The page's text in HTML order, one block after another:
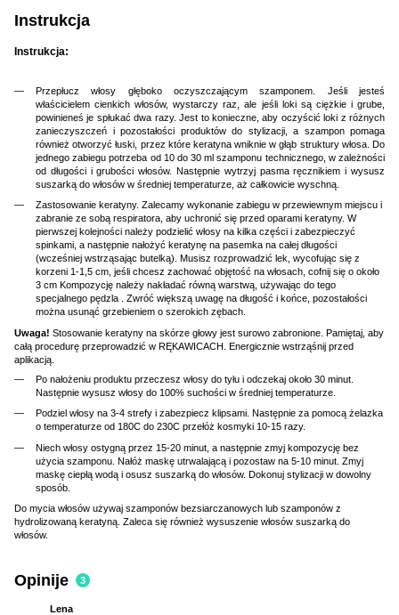
Instrukcja
Instrukcja:
Przepłucz włosy głęboko oczyszczającym szamponem. Jeśli jesteś
właścicielem cienkich włosów, wystarczy raz, ale jeśli loki są ciężkie i grube,
powinieneś je spłukać dwa razy. Jest to konieczne, aby oczyścić loki z różnych
zanieczyszczeń i pozostałości produktów do stylizacji, a szampon pomaga
również otworzyć łuski, przez które keratyna wniknie w głąb struktury włosa. Do
jednego zabiegu potrzeba od 10 do 30 ml szamponu technicznego, w zależności
od długości i grubości włosów. Następnie wytrzyj pasma ręcznikiem i wysusz
suszarką do włosów w średniej temperaturze, aż całkowicie wyschną.
Zastosowanie keratyny. Zalecamy wykonanie zabiegu w przewiewnym miejscu i
zabranie ze sobą respiratora, aby uchronić się przed oparami keratyny. W
pierwszej kolejności należy podzielić włosy na kilka części i zabezpieczyć
spinkami, a następnie nałożyć keratynę na pasemka na całej długości
(wcześniej wstrząsając butelką). Musisz rozprowadzić lek, wycofując się z
korzeni 1-1,5 cm, jeśli chcesz zachować objętość na włosach, cofnij się o około
3 cm Kompozycję należy nakładać równą warstwą, używając do tego
specjalnego pędzla . Zwróć większą uwagę na długość i końce, pozostałości
można usunąć grzebieniem o szerokich zębach.
Uwaga! Stosowanie keratyny na skórze głowy jest surowo zabronione. Pamiętaj, aby
całą procedurę przeprowadzić w RĘKAWICACH. Energicznie wstrząśnij przed
aplikacją.
Po nałożeniu produktu przeczesz włosy do tyłu i odczekaj około 30 minut.
Następnie wysusz włosy do 100% suchości w średniej temperaturze.
Podziel włosy na 3-4 strefy i zabezpiecz klipsami. Następnie za pomocą żelazka
o temperaturze od 180C do 230C przełóż kosmyki 10-15 razy.
Niech włosy ostygną przez 15-20 minut, a następnie zmyj kompozycję bez
użycia szamponu. Nałóż maskę utrwalającą i pozostaw na 5-10 minut. Zmyj
maskę ciepłą wodą i osusz suszarką do włosów. Dokonuj stylizacji w dowolny
sposób.
Do mycia włosów używaj szamponów bezsiarczanowych lub szamponów z
hydrolizowaną keratyną. Zaleca się również wysuszenie włosów suszarką do
włosów.
Opinije 3
Lena